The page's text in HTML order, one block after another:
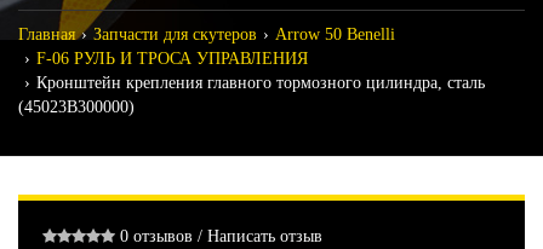
Главная Запчасти для скутеров
Arrow 50 Benelli
F-06 РУЛЬ И ТРОСА УПРАВЛЕНИЯ
Кронштейн крепления главного тормозного цилиндра, сталь
(45023B300000)
0 отзывов / Написать отзыв